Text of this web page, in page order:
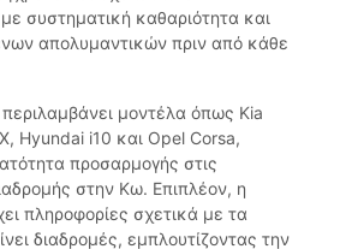
συστηματική καθαριότητα και
απολυμαντικών πριν από κάθε
μοντέλα όπως Kia
Hyundai i10 και Opel Corsa,
προσαρμογής στις
στην Κω. Επιπλέον, η
πληροφορίες σχετικά με τα
διαδρομές, εμπλουτίζοντας την